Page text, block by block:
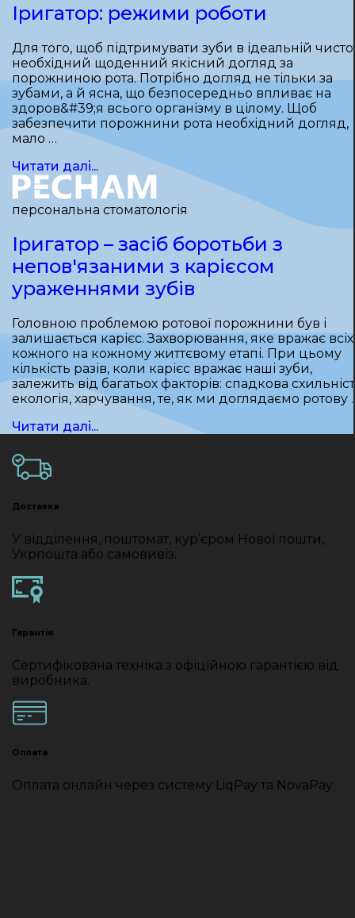
Іригатор: режими роботи
Для того, щоб підтримувати зуби в ідеальній
необхідний щоденний якісний догляд за
порожниною рота. Потрібно догляд не тільки за
зубами, а й ясна, що безпосередньо впливає на
здоров&#39;я всього організму в цілому. Щоб
забезпечити порожнини рота необхідний догляд,
мало …
Читати далі...
персональна стоматологія
Іригатор – засіб боротьби з
непов'язаними з карієсом
ураженнями зубів
Головною проблемою ротової порожнини був і
залишається карієс. Захворювання, яке вражає всіх
кожного на кожному життєвому етапі. При цьому
кількість разів, коли карієс вражає наші зуби,
залежить від багатьох факторів: спадкова
екологія, харчування, те, як ми доглядаємо ротову
Читати далі...
Доставка
У відділення, поштомат, кур’єром Нової пошти,
Укрпошта або самовивіз.
Гарантія
Сертифікована техніка з офіційною гарантією від
виробника.
Оплата
Оплата онлайн через систему LiqPay та NovaPay